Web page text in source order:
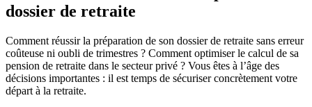
dossier de retraite
Comment réussir la préparation de son dossier de retraite sans erreur
coûteuse ni oubli de trimestres ? Comment optimiser le calcul de sa
pension de retraite dans le secteur privé ? Vous êtes à l’âge des
décisions importantes : il est temps de sécuriser concrètement votre
départ à la retraite.